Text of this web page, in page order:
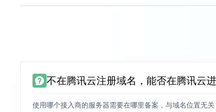
不在腾讯云注册域名，能否在腾讯云
使用哪个接入商的服务器需要在哪里备案，与域名位置无关